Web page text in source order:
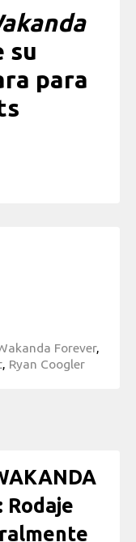
su
para
Forever,
, Ryan Coogler
Rodaje